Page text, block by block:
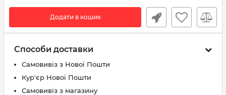
Додати в кошик
Способи доставки
Самовивіз з Нової Пошти
Кур'єр Нової Пошти
Самовивіз з магазину